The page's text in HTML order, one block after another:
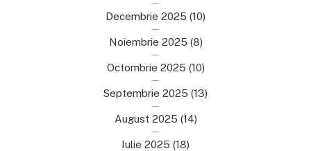
Decembrie 2025 (10)
Noiembrie 2025 (8)
Octombrie 2025 (10)
Septembrie 2025 (13)
August 2025 (14)
Iulie 2025 (18)